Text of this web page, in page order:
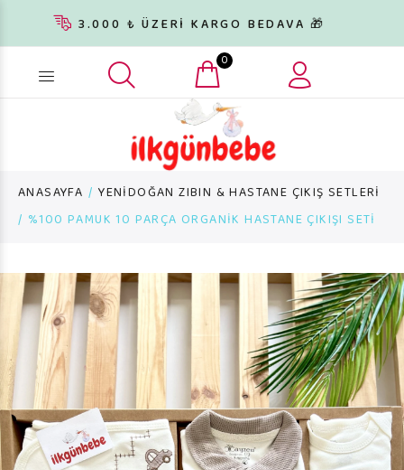
3.000 ₺ ÜZERİ KARGO BEDAVA 🎁
Ürün arama... 0
ANASAYFA
YENİDOĞAN ZIBIN & HASTANE ÇIKIŞ SETLERİ
%100 PAMUK 10 PARÇA ORGANİK HASTANE ÇIKIŞI SETİ